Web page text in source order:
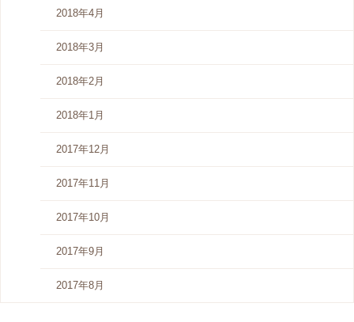
2018年4月
2018年3月
2018年2月
2018年1月
2017年12月
2017年11月
2017年10月
2017年9月
2017年8月